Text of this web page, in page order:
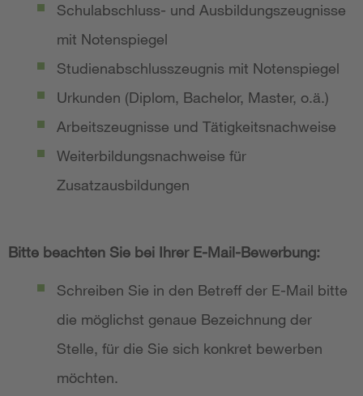
Schulabschluss- und Ausbildungszeugnisse
mit Notenspiegel
Studienabschlusszeugnis mit Notenspiegel
Urkunden (Diplom, Bachelor, Master, o.ä.)
Arbeitszeugnisse und Tätigkeitsnachweise
Weiterbildungsnachweise für
Zusatzausbildungen
Bitte beachten Sie bei Ihrer E-Mail-Bewerbung:
Schreiben Sie in den Betreff der E-Mail bitte
die möglichst genaue Bezeichnung der
Stelle, für die Sie sich konkret bewerben
möchten.